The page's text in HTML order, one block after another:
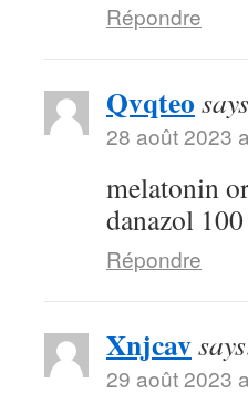
Répondre
Qvqteo
28 août 2023
melatonin
danazol
Répondre
Xnjcav
29 août 2023